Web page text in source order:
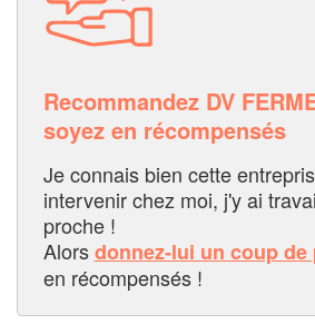
Recommandez DV
soyez en récompensés
Je connais bien cette
intervenir chez moi, j'y ai
proche !
Alorsdonnez-lui un coup de
en récompensés !